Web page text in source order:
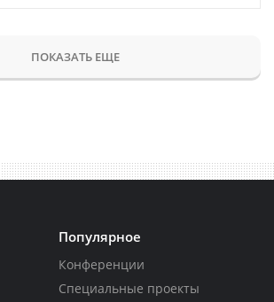
ПОКАЗАТЬ ЕЩЕ
Популярное
Конференции
Специальные проекты